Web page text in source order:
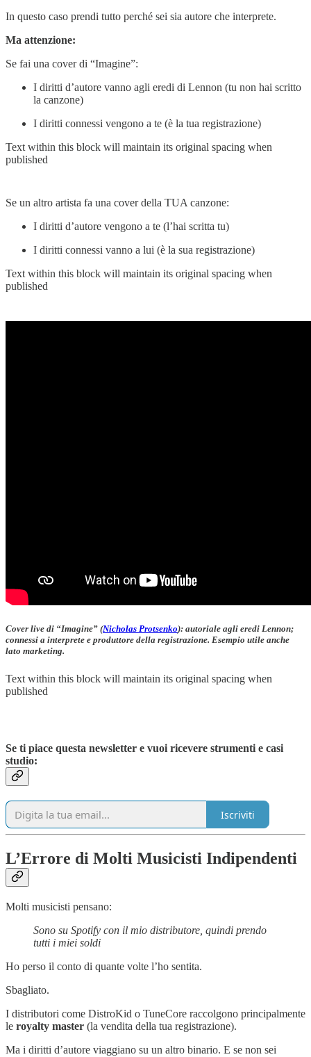
In questo caso prendi tutto perché sei sia autore che interprete.
Ma attenzione:
Se fai una cover di “Imagine”:
I diritti d’autore vanno agli eredi di Lennon (tu non hai scritto
la canzone)
I diritti connessi vengono a te (è la tua registrazione)
Text within this block will maintain its original spacing when
published
Se un altro artista fa una cover della TUA canzone:
I diritti d’autore vengono a te (l’hai scritta tu)
I diritti connessi vanno a lui (è la sua registrazione)
Text within this block will maintain its original spacing when
published
Cover live di “Imagine” (Nicholas Protsenko): autoriale agli eredi Lennon;
connessi a interprete e produttore della registrazione. Esempio utile anche
lato marketing.
Text within this block will maintain its original spacing when
published
Se ti piace questa newsletter e vuoi ricevere strumenti e casi
studio:
Iscriviti
L’Errore di Molti Musicisti Indipendenti
Molti musicisti pensano:
Sono su Spotify con il mio distributore, quindi prendo
tutti i miei soldi
Ho perso il conto di quante volte l’ho sentita.
Sbagliato.
I distributori come DistroKid o TuneCore raccolgono principalmente
le royalty master (la vendita della tua registrazione).
Ma i diritti d’autore viaggiano su un altro binario. E se non sei